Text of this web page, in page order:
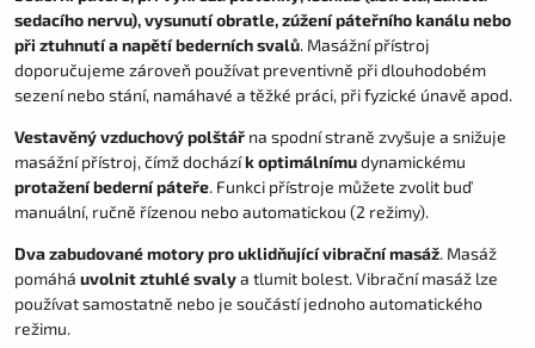
sedacího nervu), vysunutí obratle, zúžení páteřního kanálu nebo
při ztuhnutí a napětí bederních svalů. Masážní přístroj
doporučujeme zároveň používat preventivně při dlouhodobém
sezení nebo stání, namáhavé a těžké práci, při fyzické únavě apod.
Vestavěný vzduchový polštář na spodní straně zvyšuje a snižuje
masážní přístroj, čímž docházík optimálnímudynamickému
protažení bederní páteře. Funkci přístroje můžete zvolit buď
manuální, ručně řízenou nebo automatickou (2 režimy).
Dva zabudované motory pro uklidňující vibrační masáž. Masáž
pomáhá uvolnit ztuhlé svalya tlumit bolest. Vibrační masáž lze
používat samostatně nebo je součástí jednoho automatického
režimu.